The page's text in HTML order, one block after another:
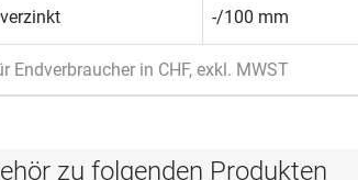
-/100 mm
in CHF, exkl. MWST
zu folgenden Produkten